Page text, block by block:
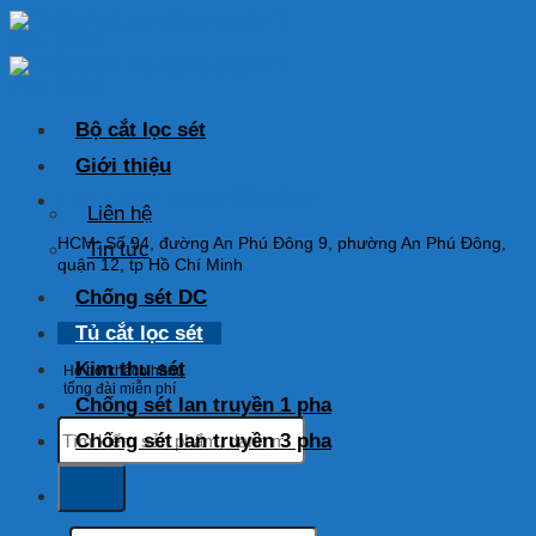
Skip
content
HOTLINE: 0925 038 097
HCM: Số 94, đường An Phú Đông 9, phường An Phú Đông,
quận 12, tp Hồ Chí Minh
Hỗ trợ khách hàng
tổng đài miễn phí
Tìm
kiếm:
Bộ cắt lọc sét
Giới thiệu
Liên hệ
Tin tức
Chống sét DC
Tủ cắt lọc sét
Kim thu sét
Chống sét lan truyền 1 pha
Chống sét lan truyền 3 pha